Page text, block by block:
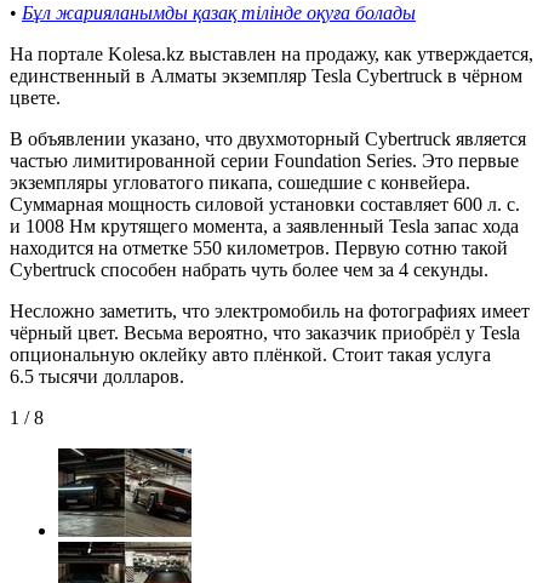
• Бұл жарияланымды қазақ тілінде оқуға болады
На портале Kolesa.kz выставлен на продажу, как утверждается,
единственный в Алматы экземпляр Tesla Cybertruck в чёрном
цвете.
В объявлении указано, что двухмоторный Cybertruck является
частью лимитированной серии Foundation Series. Это первые
экземпляры угловатого пикапа, сошедшие с конвейера.
Суммарная мощность силовой установки составляет 600 л. с.
и 1008 Нм крутящего момента, а заявленный Tesla запас хода
находится на отметке 550 километров. Первую сотню такой
Cybertruck способен набрать чуть более чем за 4 секунды.
Несложно заметить, что электромобиль на фотографиях имеет
чёрный цвет. Весьма вероятно, что заказчик приобрёл у Tesla
опциональную оклейку авто плёнкой. Стоит такая услуга
6.5 тысячи долларов.
1 /8